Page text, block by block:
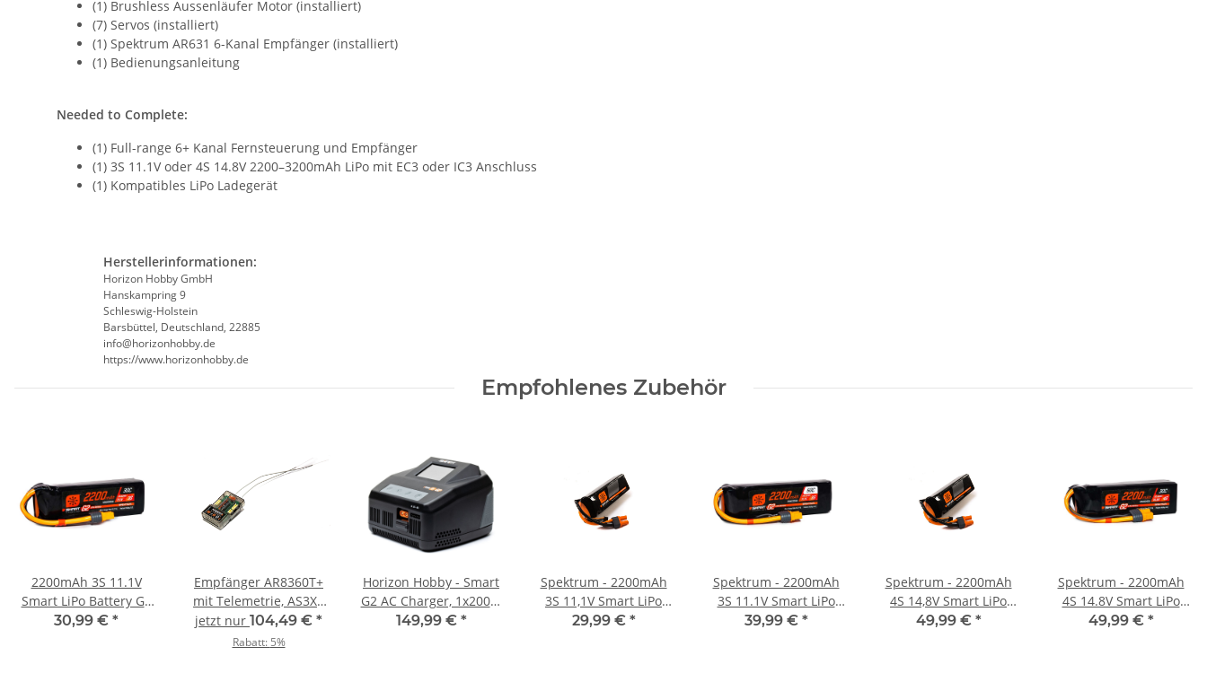
(1) Brushless Aussenläufer Motor (installiert)
(7) Servos (installiert)
(1) Spektrum AR631 6-Kanal Empfänger (installiert)
(1) Bedienungsanleitung
Needed to Complete:
(1) Full-range 6+ Kanal Fernsteuerung und Empfänger
(1) 3S 11.1V oder 4S 14.8V 2200–3200mAh LiPo mit EC3 oder IC3 Anschluss
(1) Kompatibles LiPo Ladegerät
Herstellerinformationen:
Horizon Hobby GmbH
Hanskampring 9
Schleswig-Holstein
Barsbüttel, Deutschland, 22885
info@horizonhobby.de
https://www.horizonhobby.de
Empfohlenes Zubehör
2200mAh 3S 11.1V
Smart LiPo Battery G2
IC3 - 30C
30,99 € *
Empfänger AR8360T+
mit Telemetrie, AS3X+
und Safe - 8 Kanäle
jetzt nur 104,49 € *
Rabatt: 5%
Horizon Hobby - Smart
G2 AC Charger, 1x200W
EU (SPMXC2020I)
149,99 € *
Spektrum - 2200mAh
3S 11,1V Smart LiPo
Battery IC3 - 30C
29,99 € *
Spektrum - 2200mAh
3S 11.1V Smart LiPo
Battery G2 IC3 - 50C
39,99 € *
Spektrum - 2200mAh
4S 14,8V Smart LiPo
Battery IC3 - 30C
49,99 € *
Spektrum - 2200mAh
4S 14.8V Smart LiPo
Battery G2 IC3 - 30C
49,99 € *